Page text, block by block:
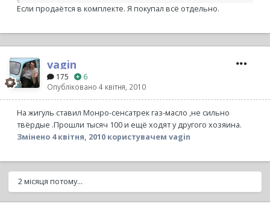
Если продаётся в комплекте. Я покупал всё отдельно.
vagin
175
6
Опубліковано 4 квітня, 2010
На жигуль ставил Монро-сенсатрек газ-масло ,не сильно
твёрдые .Прошли тысяч 100 и ещё ходят у другого хозяина.
Змінено 4 квітня, 2010 користувачем vagin
2 місяця потому...